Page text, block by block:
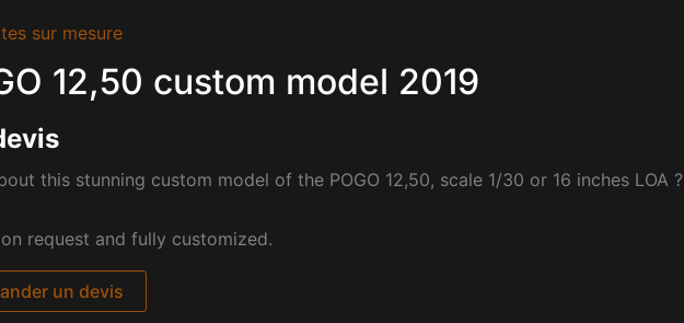
sur mesure
12,50 custom model 2019
this stunning custom model of the POGO 12,50, scale 1/30 or 16 inches LOA ?
request and fully customized.
un devis